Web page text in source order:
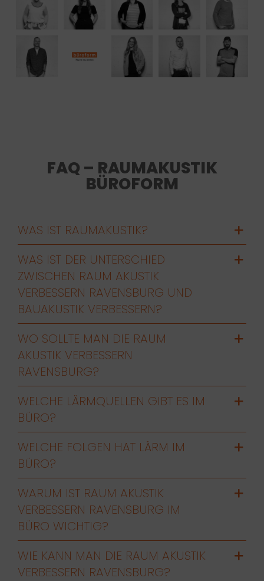
FAQ – RAUMAKUSTIK
BÜROFORM
WAS IST RAUMAKUSTIK?
WAS IST DER UNTERSCHIED
ZWISCHEN RAUM AKUSTIK
VERBESSERN RAVENSBURG UND
BAUAKUSTIK VERBESSERN?
WO SOLLTE MAN DIE RAUM
AKUSTIK VERBESSERN
RAVENSBURG?
WELCHE LÄRMQUELLEN GIBT ES IM
BÜRO?
WELCHE FOLGEN HAT LÄRM IM
BÜRO?
WARUM IST RAUM AKUSTIK
VERBESSERN RAVENSBURG IM
BÜRO WICHTIG?
WIE KANN MAN DIE RAUM AKUSTIK
VERBESSERN RAVENSBURG?